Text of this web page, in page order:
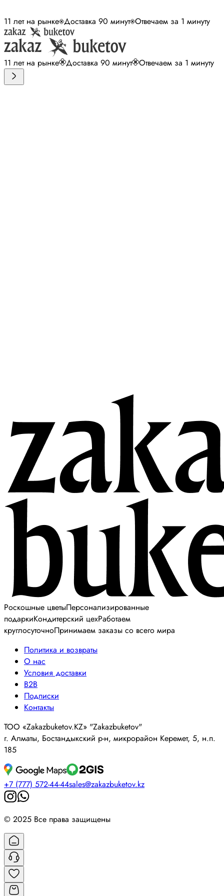
11 лет на рынке Доставка 90 минут Отвечаем за 1 минуту
11 лет на рынке Доставка 90 минут Отвечаем за 1 минуту
Роскошные цветыПерсонализированные
подаркиКондитерский цехРаботаем
круглосуточноПринимаем заказы со всего мира
Политика и возвраты
О нас
Условия доставки
B2B
Подписки
Контакты
ТОО «Zakazbuketov.KZ» "Zakazbuketov"
г. Алматы, Бостандыкский р-н, микрорайон Керемет, 5, н.п.
185
+7 (777) 572-44-44sales@zakazbuketov.kz
© 2025 Все права защищены